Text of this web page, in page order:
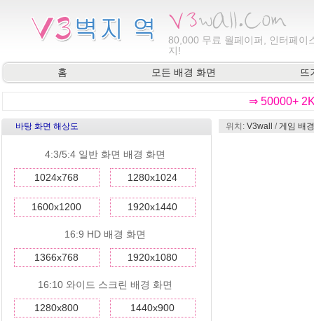
80,000 무료 월페이퍼, 인터페이
지!
홈
모든 배경 화면 뜨
⇒ 50000+
바탕 화면 해상도
4:3/5:4 일반 화면 배경 화면
1024x768 1280x1024
1600x1200 1920x1440
16:9 HD 배경 화면
1366x768 1920x1080
16:10 와이드 스크린 배경 화면
1280x800 1440x900
위치: V3wall /게임 배